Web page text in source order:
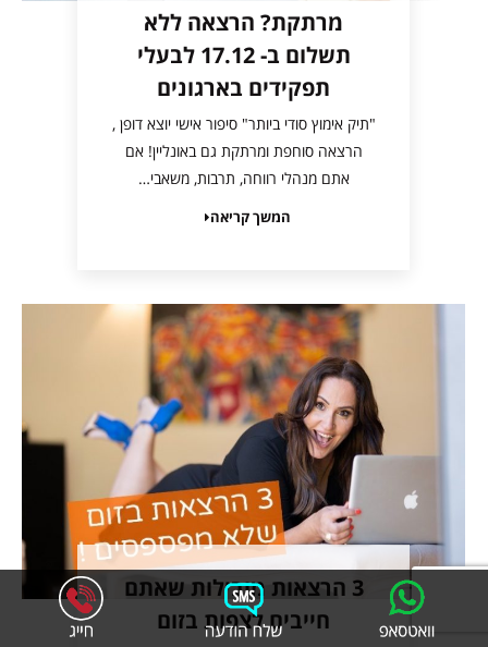
מרתקת? הרצאה ללא
תשלום ב- 17.12 לבעלי
תפקידים בארגונים
"תיק אימוץ סודי ביותר" סיפור אישי יוצא דופן ,
הרצאה סוחפת ומרתקת גם באונליין! אם
אתם מנהלי רווחה, תרבות, משאבי…
המשך קריאה
3 הרצאות מובילות שאתם
חייבים לצפות בזום